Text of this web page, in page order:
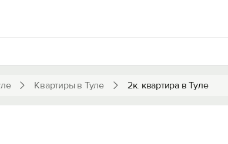
Квартиры в Туле 2к. квартира в Туле